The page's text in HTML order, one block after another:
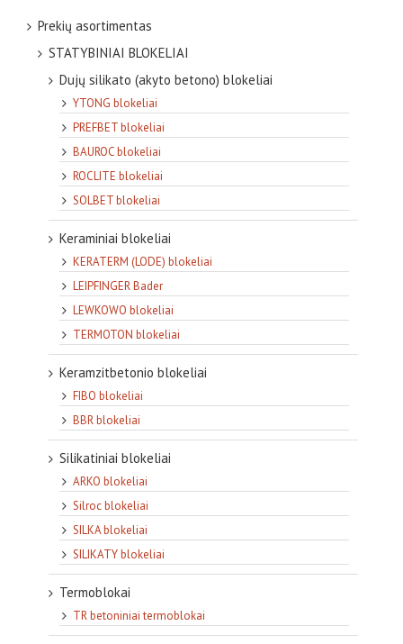
Prekių asortimentas
STATYBINIAI BLOKELIAI
Dujų silikato (akyto betono) blokeliai
YTONG blokeliai
PREFBET blokeliai
BAUROC blokeliai
ROCLITE blokeliai
SOLBET blokeliai
Keraminiai blokeliai
KERATERM (LODE) blokeliai
LEIPFINGER Bader
LEWKOWO blokeliai
TERMOTON blokeliai
Keramzitbetonio blokeliai
FIBO blokeliai
BBR blokeliai
Silikatiniai blokeliai
ARKO blokeliai
Silroc blokeliai
SILKA blokeliai
SILIKATY blokeliai
Termoblokai
TR betoniniai termoblokai